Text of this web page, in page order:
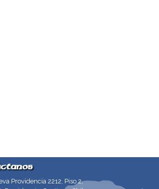
Providencia 2212, Piso 2,